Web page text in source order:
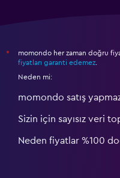
*
momondo her zaman doğru
fiyatları garanti edemez
Neden mi:
momondo satış
Sizin için sayısız veri
Neden fiyatlar %100